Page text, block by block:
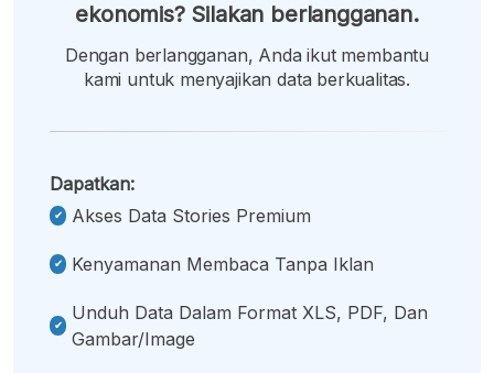
ekonomis? Silakan berlangganan.
Dengan berlangganan, Anda ikut membantu
kami untuk menyajikan data berkualitas.
Dapatkan:
Akses Data Stories Premium
Kenyamanan Membaca Tanpa Iklan
Unduh Data Dalam Format XLS, PDF, Dan
Gambar/image